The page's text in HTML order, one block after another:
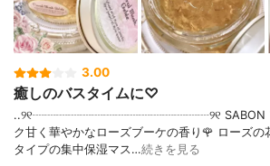
3.00
癒しのバスタイムに♡
..୨୧┈┈┈┈┈┈┈┈┈┈┈┈┈┈┈୨୧ SABON フ
ク甘く華やかなローズブーケの香り🌹 ローズの
タイプの集中保湿マス…続きを見る